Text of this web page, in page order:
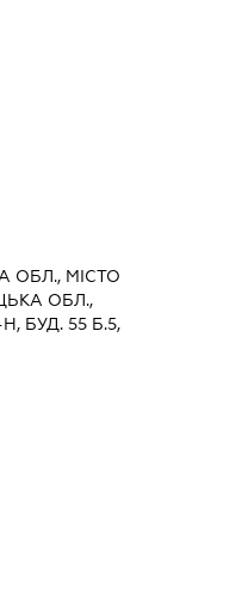
ОБЛ., МІСТО
ОБЛ.,
БУД. 55 Б.5,